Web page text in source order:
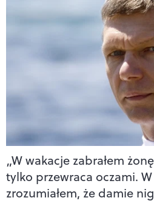
„W wakacje zabrałem
tylko przewraca oczami. W
zrozumiałem, że damie